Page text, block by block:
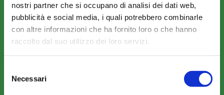
nostri partner che si occupano di analisi dei dati web,
pubblicità e social media, i quali potrebbero combinarle
con altre informazioni che ha fornito loro o che hanno
raccolto dal suo utilizzo dei loro servizi.
delNecessari
La Mission
COSA FACCIAMO